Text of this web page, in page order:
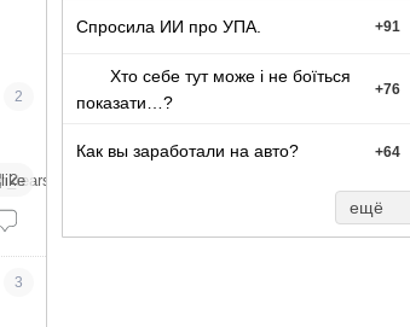
2
2
3
Спросила ИИ про УПА. +91
Хто себе тут може і не боїться
показати…?
+76
Как вы заработали на авто? +64
ещё